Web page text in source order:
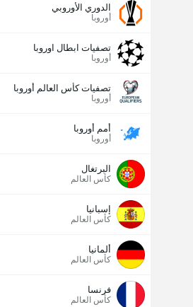
الدوري الأوروبي
أوروبا
تصفيات ابطال اوروبا
أوروبا
تصفيات كأس العالم أوروبا
أوروبا
أمم أوروبا
أوروبا
البرتغال
كأس العالم
إسبانيا
كأس العالم
ألمانيا
كأس العالم
فرنسا
كأس العالم